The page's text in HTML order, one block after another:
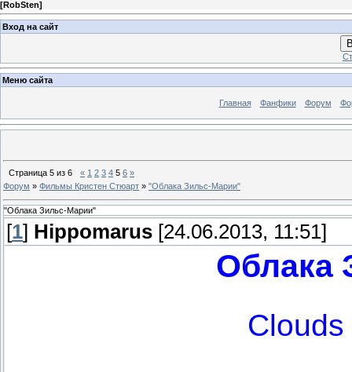
[RobSten]
Вход на сайт
Меню сайта
Главная Фанфики Форум
Страница 5 из 6 « 1 2 3 4 5 6 »
Форум » Фильмы Кристен Стюарт » "Облака Зильс-Марии"
"Облака Зильс-Марии"
[1] Hippomarus [24.06.2013, 11:51]
Облака